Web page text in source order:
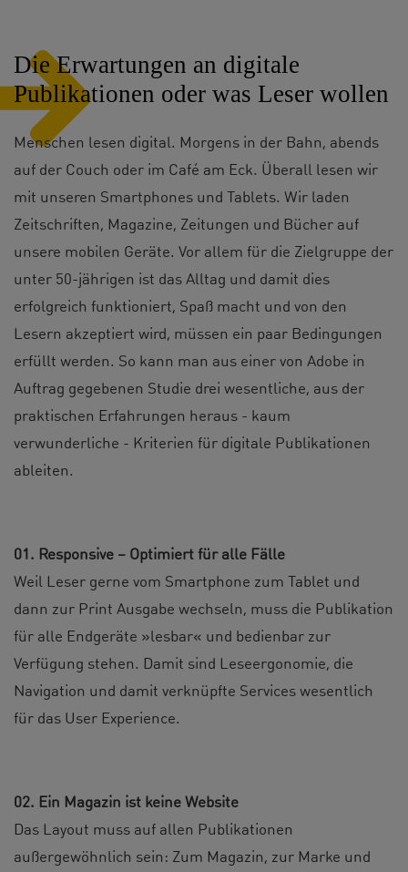
Die Erwartungen an digitale
Publikationen oder was Leser wollen
Menschen lesen digital. Morgens in der Bahn, abends
auf der Couch oder im Café am Eck. Überall lesen wir
mit unseren Smartphones und Tablets. Wir laden
Zeitschriften, Magazine, Zeitungen und Bücher auf
unsere mobilen Geräte. Vor allem für die Zielgruppe der
unter 50-jährigen ist das Alltag und damit dies
erfolgreich funktioniert, Spaß macht und von den
Lesern akzeptiert wird, müssen ein paar Bedingungen
erfüllt werden. So kann man aus einer von Adobe in
Auftrag gegebenen Studie drei wesentliche, aus der
praktischen Erfahrungen heraus - kaum
verwunderliche - Kriterien für digitale Publikationen
ableiten.
01. Responsive – Optimiert für alle Fälle
Weil Leser gerne vom Smartphone zum Tablet und
dann zur Print Ausgabe wechseln, muss die Publikation
für alle Endgeräte »lesbar« und bedienbar zur
Verfügung stehen. Damit sind Leseergonomie, die
Navigation und damit verknüpfte Services wesentlich
für das User Experience.
02. Ein Magazin ist keine Website
Das Layout muss auf allen Publikationen
außergewöhnlich sein: Zum Magazin, zur Marke und